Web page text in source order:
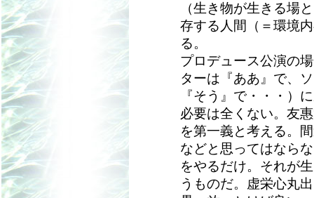
（生き物が生きる場
存する人間（＝環境
る。
プロデュース公演の
ターは『ああ』で、
『そう』で・・・）
必要は全くない。友
を第一義と考える。
などと思ってはなら
をやるだけ。それが
うものだ。虚栄心丸